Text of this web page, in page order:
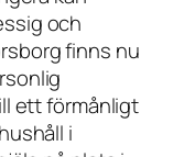
och
finns nu
ett förmånligt
i